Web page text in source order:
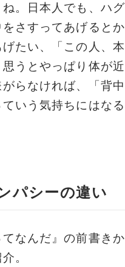
。日本人でも、ハグ
さすってあげるとか
たい、「この人、本
うとやっぱり体が近
らなければ、「背中
いう気持ちにはなる
パシーの違い
なんだ』の前書きか
。